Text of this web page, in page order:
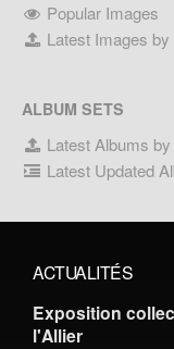
Popular Images
Latest Images by
ALBUM SETS
Latest Albums by
Latest Updated
ACTUALITÉS
Exposition
l'Allier